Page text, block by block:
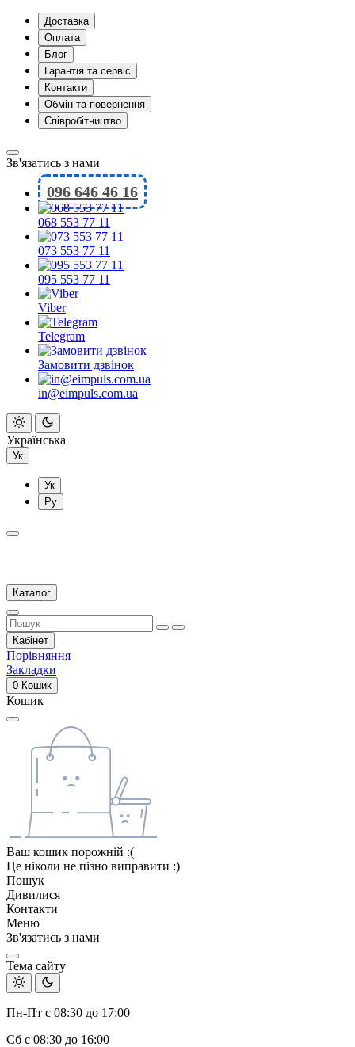
Доставка
Оплата
Блог
Гарантія та сервіс
Контакти
Обмін та повернення
Співробітництво
Зв'язатись з нами
096 646 46 16
068 553 77 11
073 553 77 11
095 553 77 11
Viber
Telegram
Замовити дзвінок
in@eimpuls.com.ua
Українська
Ук
Ук
Ру
Каталог
Кабінет
Порівняння
Закладки
0 Кошик
Кошик
Ваш кошик порожній :(
Це ніколи не пізно виправити :)
Пошук
Дивилися
Контакти
Меню
Зв'язатись з нами
Тема сайту
Пн-Пт с 08:30 до 17:00
Сб с 08:30 до 16:00